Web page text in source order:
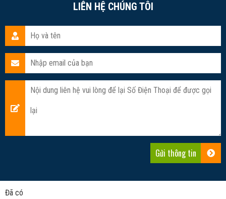
LIÊN HỆ CHÚNG TÔI
Đã có